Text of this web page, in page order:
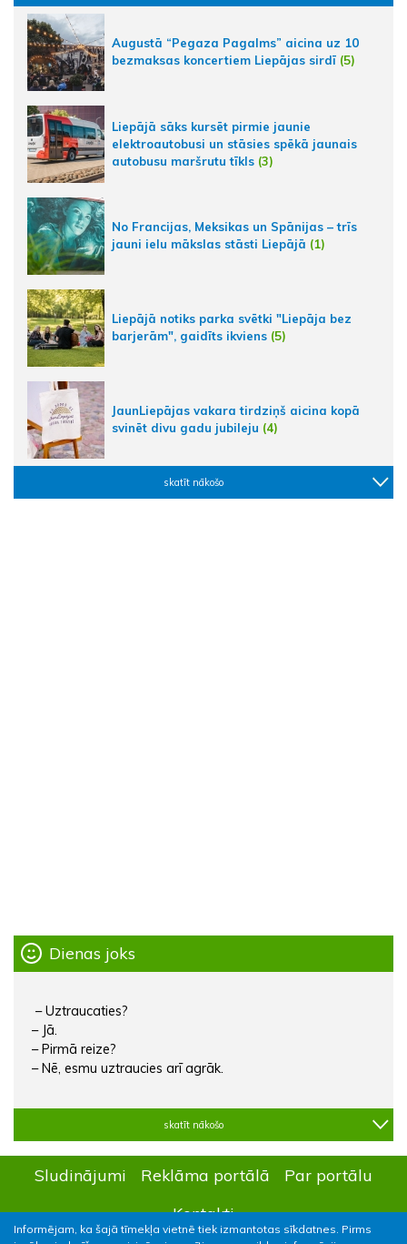
Informējam, ka šajā tīmekļa vietnē tiek izmantotas sīkdatnes. Pirms
Augustā “Pegaza Pagalms” aicina uz 10
bezmaksas koncertiem Liepājas sirdī (5)
Liepājā sāks kursēt pirmie jaunie
elektroautobusi un stāsies spēkā jaunais
autobusu maršrutu tīkls (3)
No Francijas, Meksikas un Spānijas – trīs
jauni ielu mākslas stāsti Liepājā (1)
Liepājā notiks parka svētki "Liepāja bez
barjerām", gaidīts ikviens (5)
JaunLiepājas vakara tirdziņš aicina kopā
svinēt divu gadu jubileju (4)
skatīt nākošo
Dienas joks
– Uztraucaties?
– Jā.
– Pirmā reize?
– Nē, esmu uztraucies arī agrāk.
skatīt nākošo
Sludinājumi Reklāma portālā
Par portālu
Kontakti